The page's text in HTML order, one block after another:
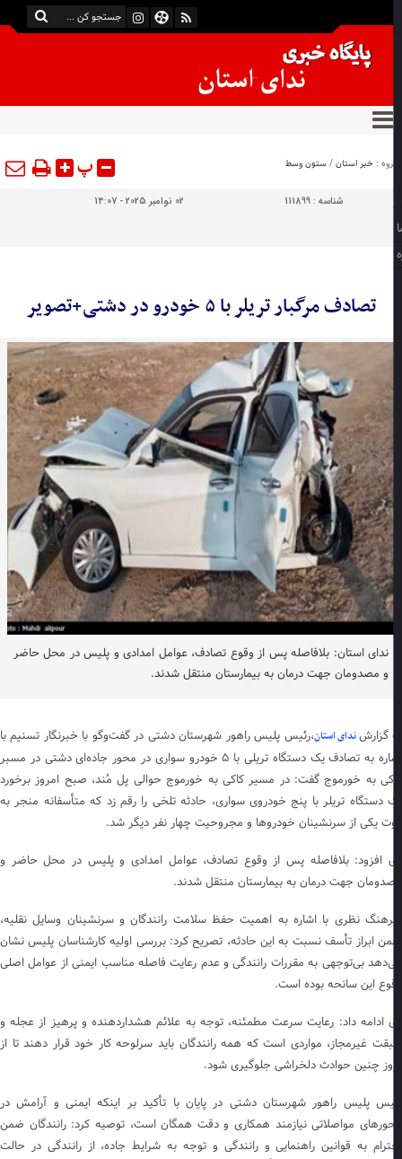
:خبر استان/ستون وسط پ
شناسه :111899
تصادف مرگبار تریلر با ۵ خودرو در دشتی+تصویر
ندای استان: بلافاصله پس از وقوع تصادف، عوامل امدادی و پلیس در محل حاضر
و مصدومان جهت درمان به بیمارستان منتقل شدند.
گزارشندای استان،رئیس پلیس راهور شهرستان دشتی در گفت‌وگو با خبرنگار تسنیم با
اشاره به تصادف یک دستگاه تریلی با ۵ خودرو سواری در محور جاده‌ای دشتی در مسبر
به خورموج گفت: در مسیر کاکی به خورموج حوالی پل مُند، صبح امروز برخورد
دستگاه تریلر با پنج خودروی سواری، حادثه تلخی را رقم زد که متأسفانه منجر به
یکی از سرنشینان خودروها و مجروحیت چهار نفر دیگر شد.
افزود: بلافاصله پس از وقوع تصادف، عوامل امدادی و پلیس در محل حاضر و
جهت درمان به بیمارستان منتقل شدند.
نظری با اشاره به اهمیت حفظ سلامت رانندگان و سرنشینان وسایل نقلیه،
ابراز تأسف نسبت به این حادثه، تصریح کرد: بررسی اولیه کارشناسان پلیس نشان
بی‌توجهی به مقررات رانندگی و عدم رعایت فاصله مناسب ایمنی از عوامل اصلی
این سانحه بوده است.
ادامه داد: رعایت سرعت مطمئنه، توجه به علائم هشداردهنده و پرهیز از عجله و
غیرمجاز، مواردی است که همه رانندگان باید سرلوحه کار خود قرار دهند تا از
چنین حوادث دلخراشی جلوگیری شود.
پلیس راهور شهرستان دشتی در پایان با تأکید بر اینکه ایمنی و آرامش در
مواصلاتی نیازمند همکاری و دقت همگان است، توصیه کرد: رانندگان ضمن
به قوانین راهنمایی و رانندگی و توجه به شرایط جاده، از رانندگی در حالت